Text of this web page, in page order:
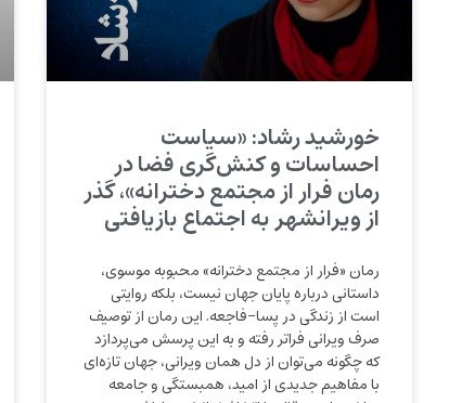
خورشید رشاد: «سیاست
احساسات و کنش‌گری فضا در
رمان فرار از مجتمع دخترانه»، گذر
از ویرانشهر به اجتماع بازیافتی
رمان «فرار از مجتمع دخترانه» محبوبه موسوی،
داستانی درباره پایان جهان نیست، بلکه روایتی
است از زندگی در پسا-فاجعه. این رمان از توصیف
صرف ویرانی فراتر رفته و به این پرسش می‌پردازد
که چگونه می‌توان از دل همان ویرانی، جهان تازه‌ای
با مفاهیم جدیدی از امید، همبستگی و جامعه